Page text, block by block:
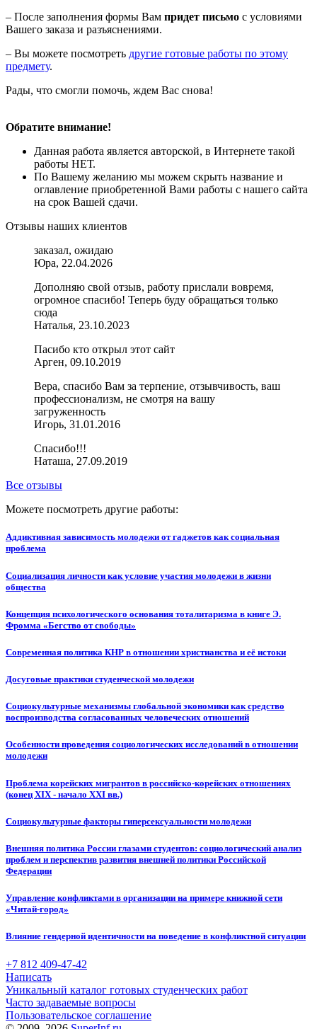
– После заполнения формы Вам придет письмо с условиями
Вашего заказа и разъяснениями.
– Вы можете посмотреть другие готовые работы по этому
предмету.
Рады, что смогли помочь, ждем Вас снова!
Обратите внимание!
Данная работа является авторской, в Интернете такой
работы НЕТ.
По Вашему желанию мы можем скрыть название и
оглавление приобретенной Вами работы с нашего сайта
на срок Вашей сдачи.
Отзывы наших клиентов
заказал, ожидаю
Юра, 22.04.2026
Дополняю свой отзыв, работу прислали вовремя,
огромное спасибо! Теперь буду обращаться только
сюда
Наталья, 23.10.2023
Пасибо кто открыл этот сайт
Арген, 09.10.2019
Вера, спасибо Вам за терпение, отзывчивость, ваш
профессионализм, не смотря на вашу
загруженность
Игорь, 31.01.2016
Спасибо!!!
Наташа, 27.09.2019
Все отзывы
Можете посмотреть другие работы:
Аддиктивная зависимость молодежи от гаджетов как социальная
проблема
Социализация личности как условие участия молодежи в жизни
общества
Концепция психологического основания тоталитаризма в книге Э.
Фромма «Бегство от свободы»
Современная политика КНР в отношении христианства и её истоки
Досуговые практики студенческой молодежи
Социокультурные механизмы глобальной экономики как средство
воспроизводства согласованных человеческих отношений
Особенности проведения социологических исследований в отношении
молодежи
Проблема корейских мигрантов в российско-корейских отношениях
(конец XIX - начало XXI вв.)
Социокультурные факторы гиперсексуальности молодежи
Внешняя политика России глазами студентов: социологический анализ
проблем и перспектив развития внешней политики Российской
Федерации
Управление конфликтами в организации на примере книжной сети
«Читай-город»
Влияние гендерной идентичности на поведение в конфликтной ситуации
+7 812 409-47-42
Написать
Уникальный каталог готовых студенческих работ
Часто задаваемые вопросы
Пользовательское соглашение